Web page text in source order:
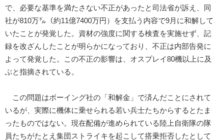
で、必要な基準を満たさない不正があったと司法省が訴え、同
社が810万㌦（約11億7400万円）を支払う内容で9月に和解して
いたことが発覚した。資材の強度に関する検査を実施せず、記
録を改ざんしたことが明らかになっており、不正は内部告発に
よって発覚した。この不正の影響は、オスプレイ80機以上に及
ぶと指摘されている。
この問題はボーイング社の「和解金」で済んだことにされて
いるが、実際に機体に乗せられる若い兵士たちからするとたま
ったものではない。現在配備が進められている陸上自衛隊の隊
員たちがたとえ集団ストライキを起こして搭乗拒否したとして